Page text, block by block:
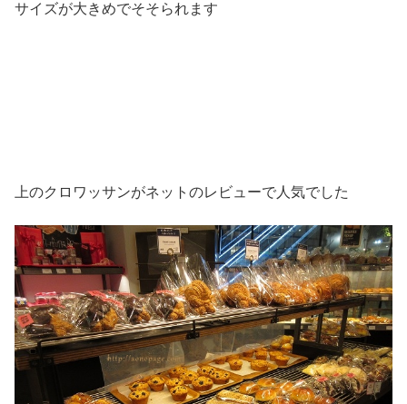
サイズが大きめでそそられます
上のクロワッサンがネットのレビューで人気でした